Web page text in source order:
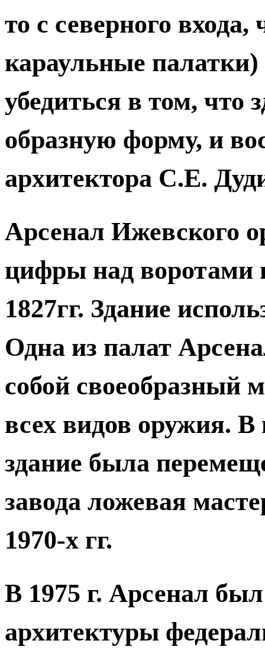
то с северного
караульные
убедиться в том, что
образную форму, и
архитектора С.Е.
Арсенал Ижевского
цифры над воротами
1827гг. Здание
Одна из палат
собой своеобразный
всех видов оружия.
здание была
завода ложевая
1970-х гг.
В 1975 г. Арсенал
архитектуры